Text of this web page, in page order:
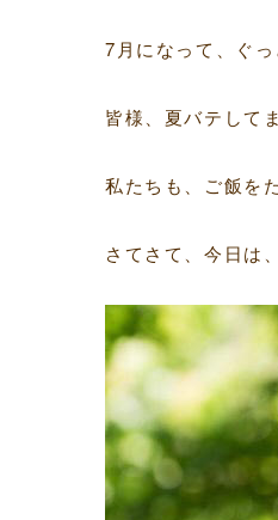
7月になって、ぐ
皆様、夏バテして
私たちも、ご飯を
さてさて、今日は